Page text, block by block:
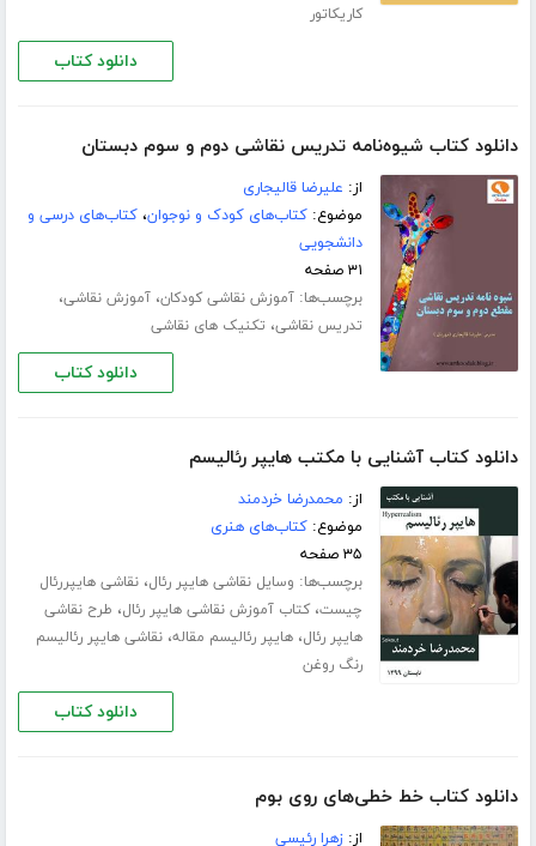
کاریکاتور
دانلود کتاب
دانلود کتاب شیوه‌نامه تدریس نقاشی دوم و سوم دبستان
از: علیرضا قالیجاری
موضوع:کتاب‌های کودک و نوجوان،کتاب‌های درسی و
دانشجویی
۳۱ صفحه
برچسب‌ها:آموزش نقاشی کودکان،آموزش نقاشی،
تدریس نقاشی، تکنیک های نقاشی
دانلود کتاب
دانلود کتاب آشنایی با مکتب هایپر رئالیسم
از: محمدرضا خردمند
موضوع:کتاب‌های هنری
۳۵ صفحه
برچسب‌ها: وسایل نقاشی هایپر رئال،نقاشی هایپررئال
چیست،کتاب آموزش نقاشی هایپر رئال، طرح نقاشی
هایپر رئال،هایپر رئالیسم مقاله،نقاشی هایپر رئالیسم
رنگ روغن
دانلود کتاب
دانلود کتاب خط خطی‌های روی بوم
از:زهرا رئیسی